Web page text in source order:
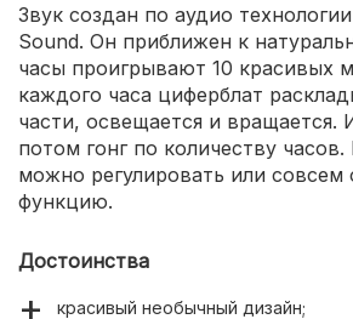
Звук создан по аудио
Sound. Он приближен к
часы проигрывают 10 красивых
каждого часа циферблат
части, освещается и вращается.
потом гонг по количеству часов.
можно регулировать или совсем
функцию.
Достоинства
красивый необычный дизайн;